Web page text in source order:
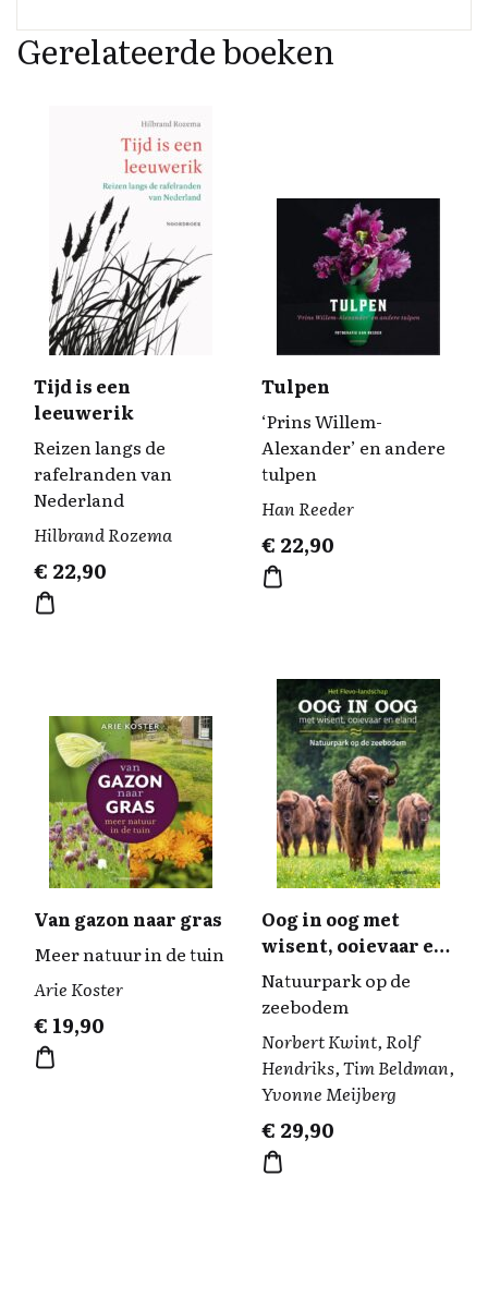
Gerelateerde boeken
Tijd is een
leeuwerik
Reizen langs de
rafelranden van
Nederland
Hilbrand Rozema
€ 22,90
Tulpen
‘Prins Willem-
Alexander’ en andere
tulpen
Han Reeder
€ 22,90
Van gazon naar gras
Meer natuur in de tuin
Arie Koster
€ 19,90
Oog in oog met
wisent, ooievaar en
eland
Natuurpark op de
zeebodem
Norbert Kwint, Rolf
Hendriks, Tim Beldman,
Yvonne Meijberg
€ 29,90